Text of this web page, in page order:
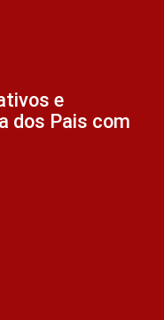
e
dos Pais com